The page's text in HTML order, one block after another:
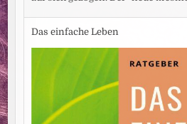
Das einfache Leben